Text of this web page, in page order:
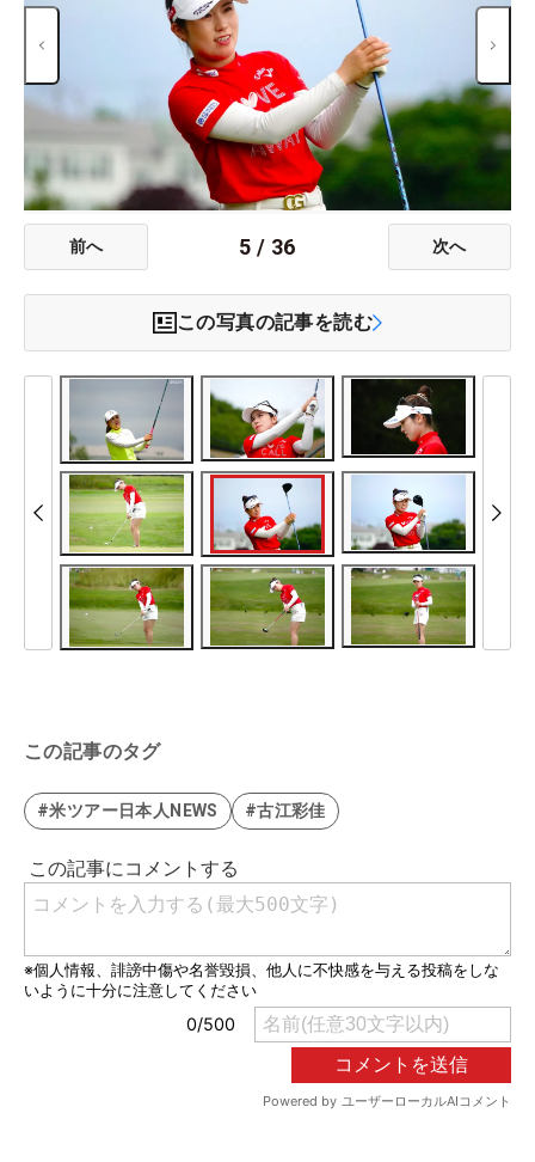
前へ 5 / 36 次へ
この写真の記事を読む
この記事のタグ
#米ツアー日本人NEWS #古江彩佳